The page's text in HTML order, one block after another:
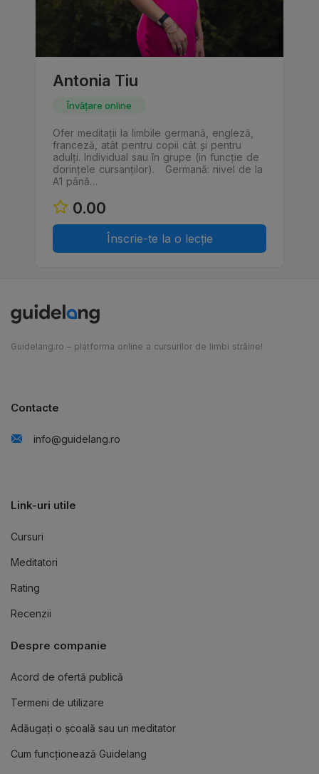
Antonia Tiu
Învățare online
Ofer meditații la limbile germană, engleză,
franceză, atât pentru copii cât și pentru
adulți. Individual sau în grupe (in funcție de
dorințele cursanților). Germană: nivel de la
A1 până…
0.00
Înscrie-te la o lecție
Guidelang.ro – platforma online a cursurilor de limbi străine!
Contacte
info@guidelang.ro
Link-uri utile
Cursuri
Meditatori
Rating
Recenzii
Despre companie
Acord de ofertă publică
Termeni de utilizare
Adăugați o școală sau un meditator
Cum funcționează Guidelang